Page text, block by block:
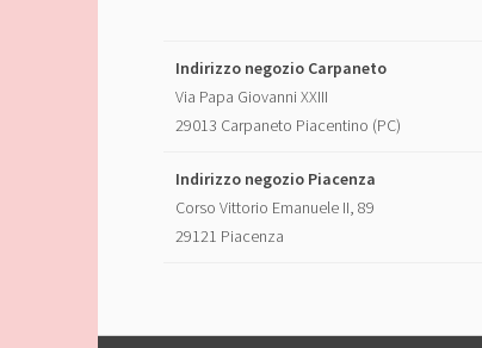
Indirizzo negozio Carpaneto
Via Papa Giovanni XXIII
29013 Carpaneto Piacentino (PC)
Indirizzo negozio Piacenza
Corso Vittorio Emanuele II, 89
29121 Piacenza